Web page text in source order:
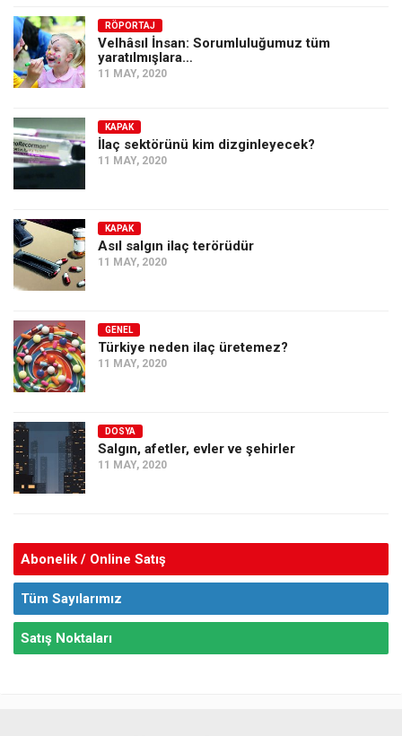
RÖPORTAJ
Velhâsıl İnsan: Sorumluluğumuz tüm
yaratılmışlara…
11 MAY, 2020
KAPAK
İlaç sektörünü kim dizginleyecek?
11 MAY, 2020
KAPAK
Asıl salgın ilaç terörüdür
11 MAY, 2020
GENEL
Türkiye neden ilaç üretemez?
11 MAY, 2020
DOSYA
Salgın, afetler, evler ve şehirler
11 MAY, 2020
Abonelik / Online Satış
Tüm Sayılarımız
Satış Noktaları